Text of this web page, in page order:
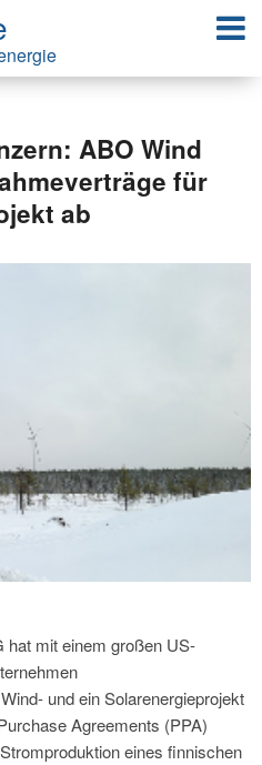
ABO Wind
für
ab
hat mit einem großen US-
und ein Solarenergieprojekt
Agreements (PPA)
eines finnischen